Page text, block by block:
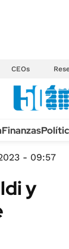
CEOs
GENERAL
Finanzas
- 09:57
y